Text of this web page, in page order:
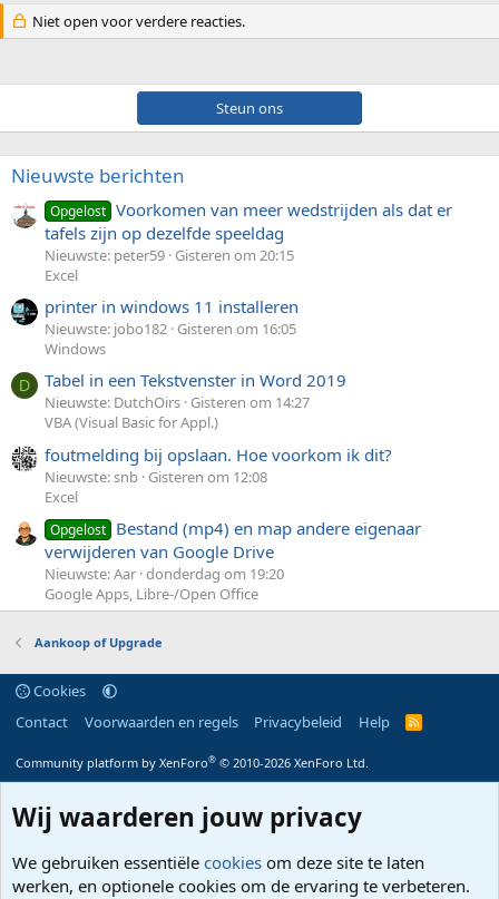
Niet open voor verdere reacties.
Steun ons
Nieuwste berichten
Opgelost Voorkomen van meer wedstrijden als dat er
tafels zijn op dezelfde speeldag
Nieuwste: peter59 Gisteren om 20:15
Excel
printer in windows 11 installeren
Nieuwste: jobo182 Gisteren om 16:05
Windows
D Tabel in een Tekstvenster in Word 2019
Nieuwste: DutchOirs Gisteren om 14:27
VBA (Visual Basic for Appl.)
foutmelding bij opslaan. Hoe voorkom ik dit?
Nieuwste: snb Gisteren om 12:08
Excel
Opgelost Bestand (mp4) en map andere eigenaar
verwijderen van Google Drive
Nieuwste: Aar donderdag om 19:20
Google Apps, Libre-/Open Office
Aankoop of Upgrade
Cookies
Contact
Voorwaarden en regels Privacybeleid Help
R
Community platform by XenForo® © 2010-2026 XenForo Ltd.
Wij waarderen jouw privacy
We gebruiken essentiële cookies om deze site te laten
werken, en optionele cookies om de ervaring te verbeteren.